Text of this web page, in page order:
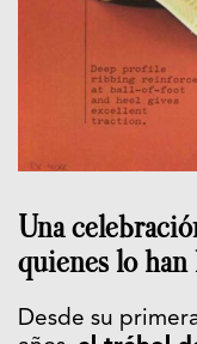
Una
quienes lo
Desde su